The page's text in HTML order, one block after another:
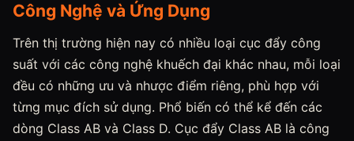
Công Nghệ và Ứng Dụng
Trên thị trường hiện nay có nhiều loại cục đẩy công
suất với các công nghệ khuếch đại khác nhau, mỗi loại
đều có những ưu và nhược điểm riêng, phù hợp với
từng mục đích sử dụng. Phổ biến có thể kể đến các
dòng Class AB và Class D. Cục đẩy Class AB là công